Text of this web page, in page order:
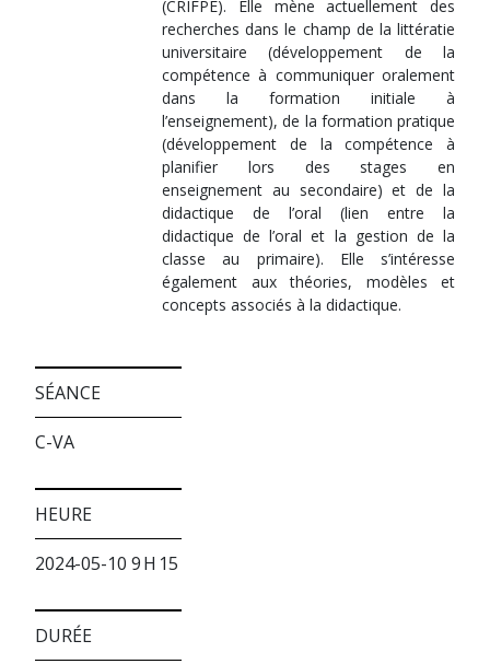
(CRIFPE). Elle mène actuellement des
recherches dans le champ de la littératie
universitaire (développement de la
compétence à communiquer oralement
dans la formation initiale à
l’enseignement), de la formation pratique
(développement de la compétence à
planifier lors des stages en
enseignement au secondaire) et de la
didactique de l’oral (lien entre la
didactique de l’oral et la gestion de la
classe au primaire). Elle s’intéresse
également aux théories, modèles et
concepts associés à la didactique.
SÉANCE
C-VA
HEURE
2024-05-10 9 H 15
DURÉE